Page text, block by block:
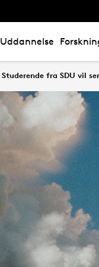
Uddannelse
Studerende fra SDU vil